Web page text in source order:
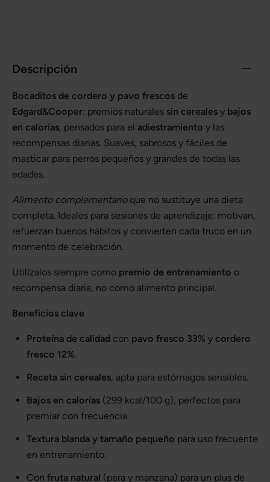
Descripción
Bocaditos de cordero y pavo frescos de
Edgard&Cooper: premios naturales sin cereales y bajos
en calorías, pensados para el adiestramiento y las
recompensas diarias. Suaves, sabrosos y fáciles de
masticar para perros pequeños y grandes de todas las
edades.
Alimento complementarioque no sustituye una dieta
completa. Ideales para sesiones de aprendizaje: motivan,
refuerzan buenos hábitos y convierten cada truco en un
momento de celebración.
Utilízalos siempre como premio de entrenamiento o
recompensa diaria, no como alimento principal.
Beneficios clave
Proteína de calidad con pavo fresco 33% y cordero
fresco 12%.
Receta sin cereales, apta para estómagos sensibles.
Bajos en calorías (299 kcal/100 g), perfectos para
premiar con frecuencia.
Textura blanda y tamaño pequeño para uso frecuente
en entrenamiento.
Con fruta natural (pera y manzana) para un plus de